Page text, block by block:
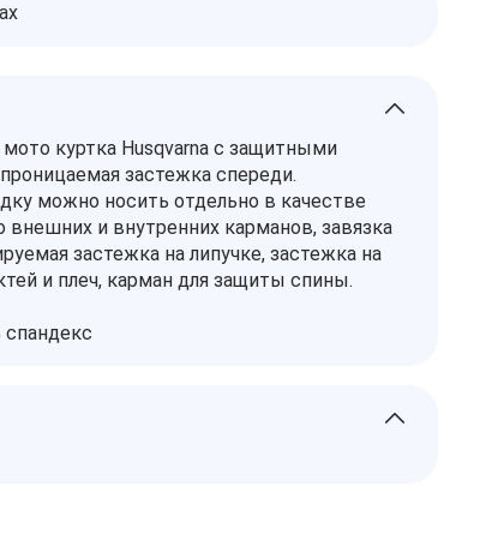
куртка Husqvarna с защитными
застежка спереди.
можно носить отдельно в качестве
внешних и внутренних карманов, завязка
застежка на липучке, застежка на
и плеч, карман для защиты спины.
спандекс